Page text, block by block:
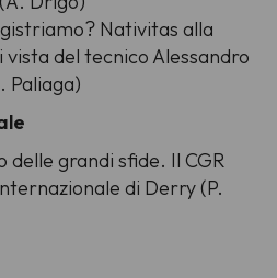
Nativitas alla
del tecnico Alessandro
Paliaga)
grandi sfide. Il CGR
di Derry (P.